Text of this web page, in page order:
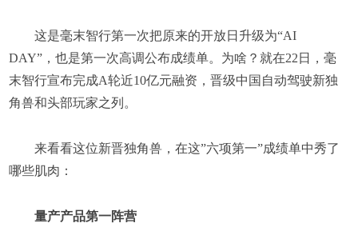
这是毫末智行第一次把原来的开放日升级为“AI
DAY”，也是第一次高调公布成绩单。为啥？就在22日，毫
末智行宣布完成A轮近10亿元融资，晋级中国自动驾驶新独
角兽和头部玩家之列。
来看看这位新晋独角兽，在这”六项第一”成绩单中秀了
哪些肌肉：
量产产品第一阵营